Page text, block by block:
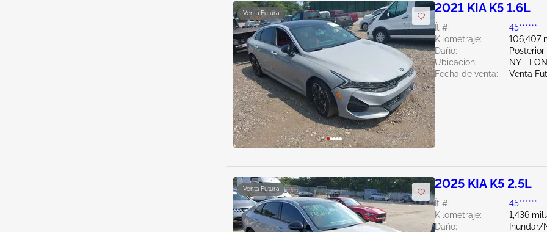
Venta Futura 2021 KIA K5 1.6L
Ít #:
45******
Kilometraje:
106,407
Daño:
Posterior
Ubicación:
NY -
Fecha de venta:
Venta
Venta Futura 2025 KIA K5 2.5L
Ít #:
45******
Kilometraje:
1,436
Daño:
Inundar/